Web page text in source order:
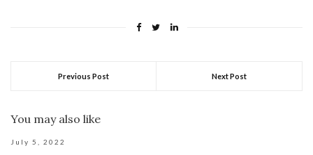
Previous Post Next Post
You may also like
July 5, 2022